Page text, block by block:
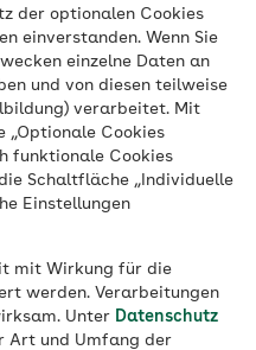
der optionalen Cookies
einverstanden. Wenn Sie
einzelne Daten an
und von diesen teilweise
verarbeitet. Mit
Cookies
funktionale Cookies
Schaltfläche „Individuelle
Einstellungen
mit Wirkung für die
werden. Verarbeitungen
Unter Datenschutz
Art und Umfang der